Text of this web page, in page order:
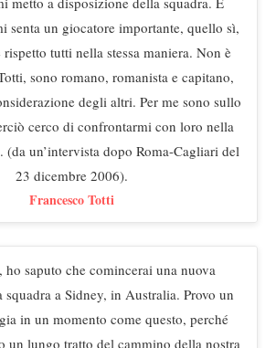
senta un giocatore importante, quello sì,
tutti nella stessa maniera. Non è
sono romano, romanista e capitano,
degli altri. Per me sono sullo
cerco di confrontarmi con loro nella
un’intervista dopo Roma-Cagliari del
23 dicembre 2006).
Francesco Totti
ho saputo che comincerai una nuova
squadra a Sidney, in Australia. Provo un
in un momento come questo, perché
un lungo tratto del cammino della nostra